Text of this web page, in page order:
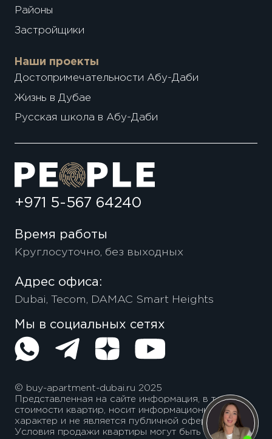
Районы
Застройщики
Наши проекты
Достопримечательности Абу-Даби
Жизнь в Дубае
Русская школа в Абу-Даби
+971 5-567 64240
Время работы
Круглосуточно, без выходных
Адрес офиса:
Dubai, Tecom, DAMAC Smart Heights
Мы в социальных сетях
© buy-apartment-dubai.ru 2025
Представленная на сайте информация, в т.ч.
стоимости квартир, носит информационный
характер и не является публичной офертой.
Условия продажи квартиры могут быть изменены